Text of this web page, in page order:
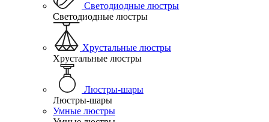
Светодиодные люстры
Светодиодные люстры
Хрустальные люстры
Хрустальные люстры
Люстры-шары
Люстры-шары
Умные люстры